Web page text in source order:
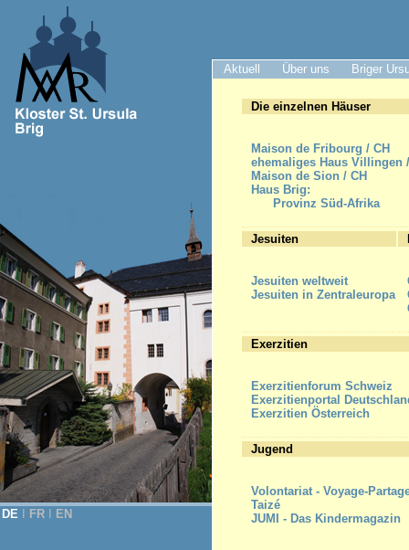
Aktuell Über uns Briger
DE FR EN
Die einzelnen Häuser
Maison de Fribourg / CH
ehemaliges Haus Villingen
Maison de Sion / CH
Haus Brig:
Provinz Süd-Afrika
Jesuiten
Jesuiten weltweit
Jesuiten in Zentraleuropa
Exerzitien
Exerzitienforum Schweiz
Exerzitienportal
Exerzitien Österreich
Jugend
Volontariat - Voyage-
Taizé
JUMI - Das Kindermagazin